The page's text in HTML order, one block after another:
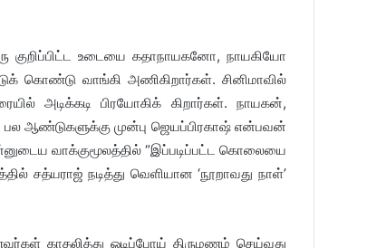
குறிப்பிட்ட உடையை கதாநாயகனோ, நாயகியோ
கொண்டு வாங்கி அணிகிறார்கள். சினிமாவில்
அடிக்கடி பிரயோகிக் கிறார்கள். நாயகன்,
ஆண்டுகளுக்கு முன்பு ஜெயப்பிரகாஷ் என்பவன்
வாக்குமூலத்தில் “இப்படிப்பட்ட கொலையை
நடித்து வெளியான ‘நூறாவது நாள்’
காதலித்து ஓடிப்போய் திருமணம் செய்வது